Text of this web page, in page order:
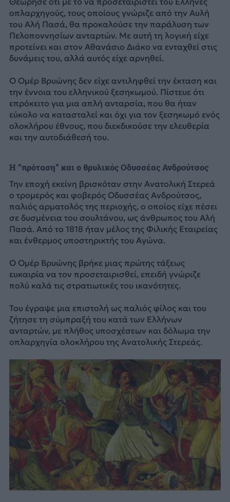
οπλαρχηγούς, τους οποίους γνώριζε από την Αυλή
του Αλή Πασά, θα προκαλούσε την παράλυση των
Πελοποννησίων ανταρτών. Με αυτή τη λογική είχε
προτείνει και στον Αθανάσιο Διάκο να ενταχθεί στις
δυνάμεις του, αλλά αυτός είχε αρνηθεί.
Ο Ομέρ Βρυώνης δεν είχε αντιληφθεί την έκταση και
την έννοια του ελληνικού ξεσηκωμού. Πίστευε ότι
επρόκειτο για μια απλή ανταρσία, που θα ήταν
εύκολο να κατασταλεί και όχι για τον ξεσηκωμό ενός
ολοκλήρου έθνους, που διεκδικούσε την ελευθερία
και την αυτοδιάθεσή του.
Η “πρόταση” και ο θρυλικός Οδυσσέας Ανδρούτσος
Την εποχή εκείνη βρισκόταν στην Ανατολική Στερεά
ο τρομερός και φοβερός Οδυσσέας Ανδρούτσος,
παλιός αρματολός της περιοχής, ο οποίος είχε πέσει
σε δυσμένεια του σουλτάνου, ως άνθρωπος του Αλή
Πασά. Από το 1818 ήταν μέλος της Φιλικής Εταιρείας
και ένθερμος υποστηρικτής του Αγώνα.
Ο Ομέρ Βρυώνης βρήκε μιας πρώτης τάξεως
ευκαιρία να τον προσεταιρισθεί, επειδή γνώριζε
πολύ καλά τις στρατιωτικές του ικανότητες.
Του έγραψε μια επιστολή ως παλιός φίλος και του
ζήτησε τη σύμπραξή του κατά των Ελλήνων
ανταρτών, με πλήθος υποσχέσεων και δόλωμα την
οπλαρχηγία ολοκλήρου της Ανατολικής Στερεάς.